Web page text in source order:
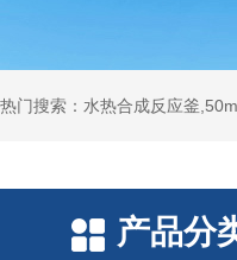
热门搜索：水热合成反应釜
产品分